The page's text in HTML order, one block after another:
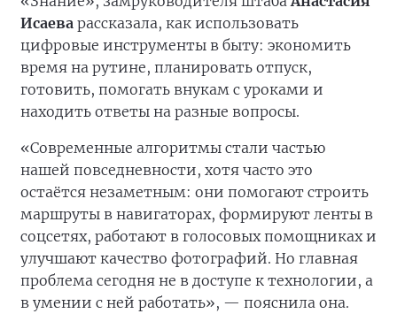
Исаева рассказала, как использовать
цифровые инструменты в быту: экономить
время на рутине, планировать отпуск,
готовить, помогать внукам с уроками и
находить ответы на разные вопросы.
«Современные алгоритмы стали частью
нашей повседневности, хотя часто это
остаётся незаметным: они помогают строить
маршруты в навигаторах, формируют ленты в
соцсетях, работают в голосовых помощниках и
улучшают качество фотографий. Но главная
проблема сегодня не в доступе к технологии, а
в умении с ней работать», — пояснила она.